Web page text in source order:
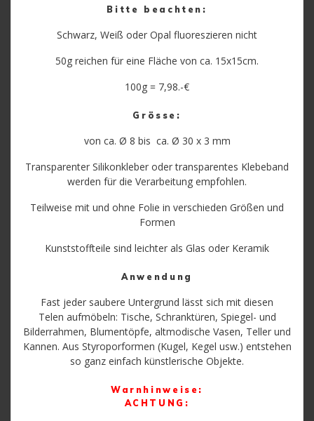
Bitte beachten:
Schwarz, Weiß oder Opal fluoreszieren nicht
50g reichen für eine Fläche von ca. 15x15cm.
100g = 7,98.-€
Grösse:
von ca. Ø 8 bis ca. Ø 30 x 3 mm
Transparenter Silikonkleber oder transparentes Klebeband
werden für die Verarbeitung empfohlen.
Teilweise mit und ohne Folie in verschieden Größen und
Formen
Kunststoffteile sind leichter als Glas oder Keramik
Anwendung
Fast jeder saubere Untergrund lässt sich mit diesen
Telen aufmöbeln: Tische, Schranktüren, Spiegel- und
Bilderrahmen, Blumentöpfe, altmodische Vasen, Teller und
Kannen. Aus Styroporformen (Kugel, Kegel usw.) entstehen
so ganz einfach künstlerische Objekte.
Warnhinweise:
ACHTUNG: